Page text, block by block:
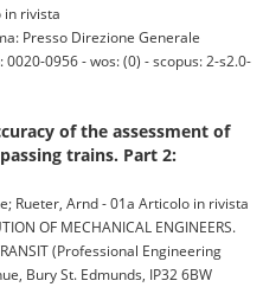
in rivista
Presso Direzione Generale
0956 - wos: (0) - scopus: 2-s2.0-
of the assessment of
trains. Part 2:
Rueter, Arnd - 01a Articolo in rivista
OF MECHANICAL ENGINEERS.
(Professional Engineering
Bury St. Edmunds, IP32 6BW